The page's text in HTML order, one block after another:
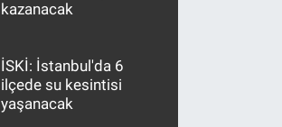
kazanacak
İSKİ: İstanbul'da 6
ilçede su kesintisi
yaşanacak